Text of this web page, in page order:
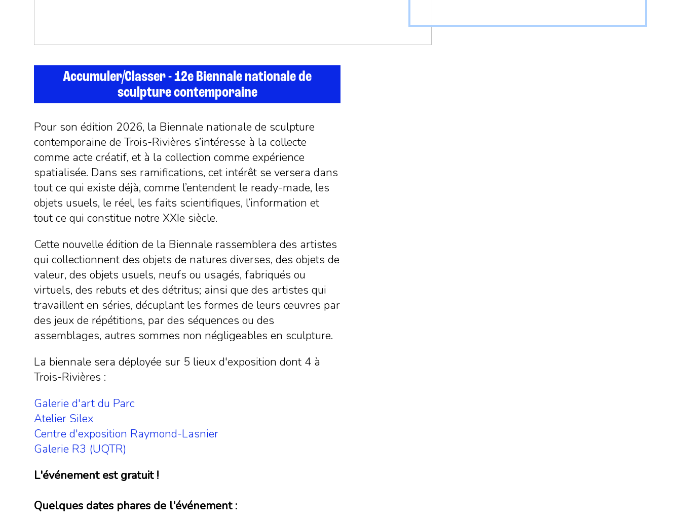
Accumuler/Classer - 12e Biennale nationale de
sculpture contemporaine
Pour son édition 2026, la Biennale nationale de sculpture
contemporaine de Trois-Rivières s’intéresse à la collecte
comme acte créatif, et à la collection comme expérience
spatialisée. Dans ses ramifications, cet intérêt se versera dans
tout ce qui existe déjà, comme l’entendent le ready-made, les
objets usuels, le réel, les faits scientifiques, l’information et
tout ce qui constitue notre XXIe siècle.
Cette nouvelle édition de la Biennale rassemblera des artistes
qui collectionnent des objets de natures diverses, des objets de
valeur, des objets usuels, neufs ou usagés, fabriqués ou
virtuels, des rebuts et des détritus; ainsi que des artistes qui
travaillent en séries, décuplant les formes de leurs œuvres par
des jeux de répétitions, par des séquences ou des
assemblages, autres sommes non négligeables en sculpture.
La biennale sera déployée sur 5 lieux d'exposition dont 4 à
Trois-Rivières :
Galerie d'art du Parc
Atelier Silex
Centre d'exposition Raymond-Lasnier
Galerie R3 (UQTR)
L'événement est gratuit !
Quelques dates phares de l'événement :